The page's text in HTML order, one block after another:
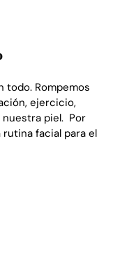
todo. Rompemos
ejercicio,
piel. Por
facial para el